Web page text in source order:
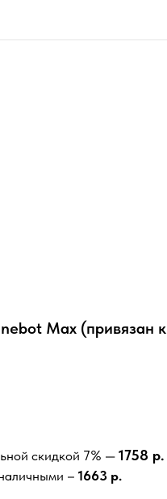
Max (привязан к
скидкой 7% — 1758 р.
– 1663 р.